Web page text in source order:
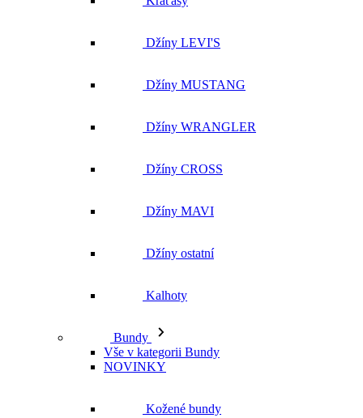
Džíny LEVI'S
Džíny MUSTANG
Džíny WRANGLER
Džíny CROSS
Džíny MAVI
Džíny ostatní
Kalhoty
Bundy
Vše v kategorii Bundy
NOVINKY
Kožené bundy